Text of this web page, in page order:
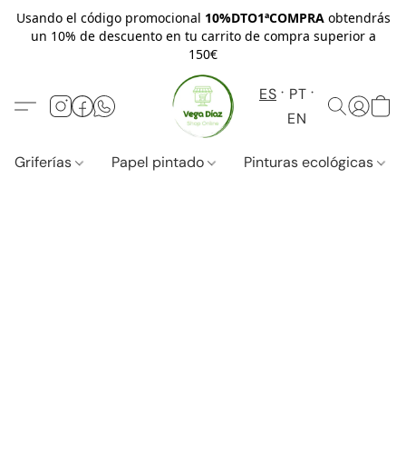
Usando el código promocional 10%DTO1ªCOMPRAobtendrás
un 10% de descuento en tu carrito de compra superior a
150€
ES
PT
EN
Griferías Papel pintado Pinturas ecológicas